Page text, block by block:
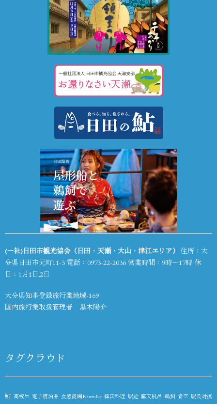
(一社)日田市観光協会（日田・天瀬・大山・津江エリア） 住所：大
分県日田市元町11-3 電話： 0973-22-2036 営業時間：9時～17時 休
日：1月1日,2日
大分県知事登録旅行業地域-169
国内旅行業取扱管理者 黒木陽介
タグクラウド
鮎 高校生 電子宿泊券 食感農園KazetoNe 韓国料理 駅近 露天風呂 鵜飼 青空 駅長対抗